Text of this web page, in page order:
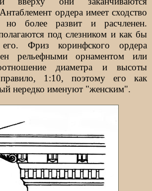
ордера имеет сходство
но более развит и расчленен.
под слезником и как бы
его. Фриз коринфского ордера
рельефными орнаментом или
диаметра и высоты
1:10, поэтому его как
нередко именуют "женским".